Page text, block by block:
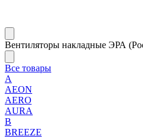
Вентиляторы накладные ЭРА
Все товары
A
AEON
AERO
AURA
B
BREEZE